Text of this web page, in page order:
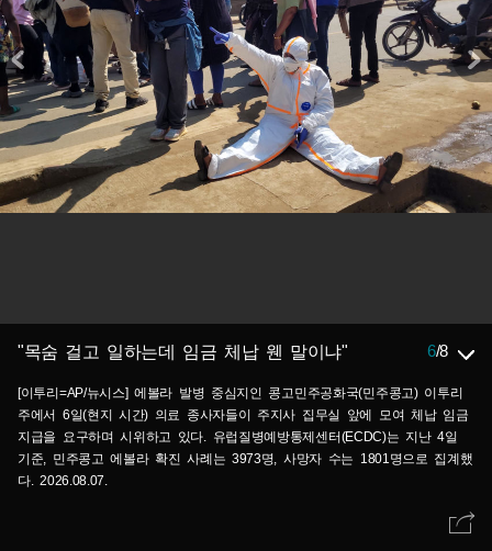
"목숨 걸고 일하는데 임금 체납 웬 말이냐" 6/8
[이투리=AP/뉴시스] 에볼라 발병 중심지인 콩고민주공화국(민주콩고) 이투리
주에서 6일(현지 시간) 의료 종사자들이 주지사 집무실 앞에 모여 체납 임금
지급을 요구하며 시위하고 있다. 유럽질병예방통제센터(ECDC)는 지난 4일
기준, 민주콩고 에볼라 확진 사례는 3973명, 사망자 수는 1801명으로 집계했
다. 2026.08.07.